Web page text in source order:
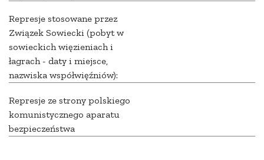
Represje stosowane przez
Związek Sowiecki (pobyt w
sowieckich więzieniach i
łagrach - daty i miejsce,
nazwiska współwięźniów):
Represje ze strony polskiego
komunistycznego aparatu
bezpieczeństwa